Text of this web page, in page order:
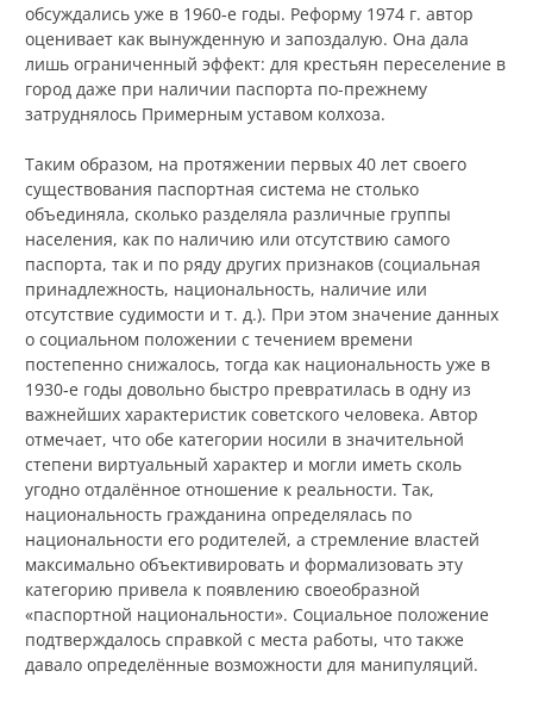
обсуждались уже в 1960‑е годы. Реформу 1974 г. автор
оценивает как вынужденную и запоздалую. Она дала
лишь ограниченный эффект: для крестьян переселение в
город даже при наличии паспорта по-прежнему
затруднялось Примерным уставом колхоза.
Таким образом, на протяжении первых 40 лет своего
существования паспортная система не столько
объединяла, сколько разделяла различные группы
населения, как по наличию или отсутствию самого
паспорта, так и по ряду других признаков (социальная
принадлежность, национальность, наличие или
отсутствие судимости и т. д.). При этом значение данных
о социальном положении с течением времени
постепенно снижалось, тогда как национальность уже в
1930‑е годы довольно быстро превратилась в одну из
важнейших характеристик советского человека. Автор
отмечает, что обе категории носили в значительной
степени виртуальный характер и могли иметь сколь
угодно отдалённое отношение к реальности. Так,
национальность гражданина определялась по
национальности его родителей, а стремление властей
максимально объективировать и формализовать эту
категорию привела к появлению своеобразной
«паспортной национальности». Социальное положение
подтверждалось справкой с места работы, что также
давало определённые возможности для манипуляций.